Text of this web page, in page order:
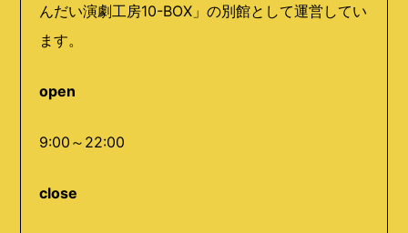
んだい演劇工房10-BOX」の別館として運営してい
ます。
open
9:00～22:00
close